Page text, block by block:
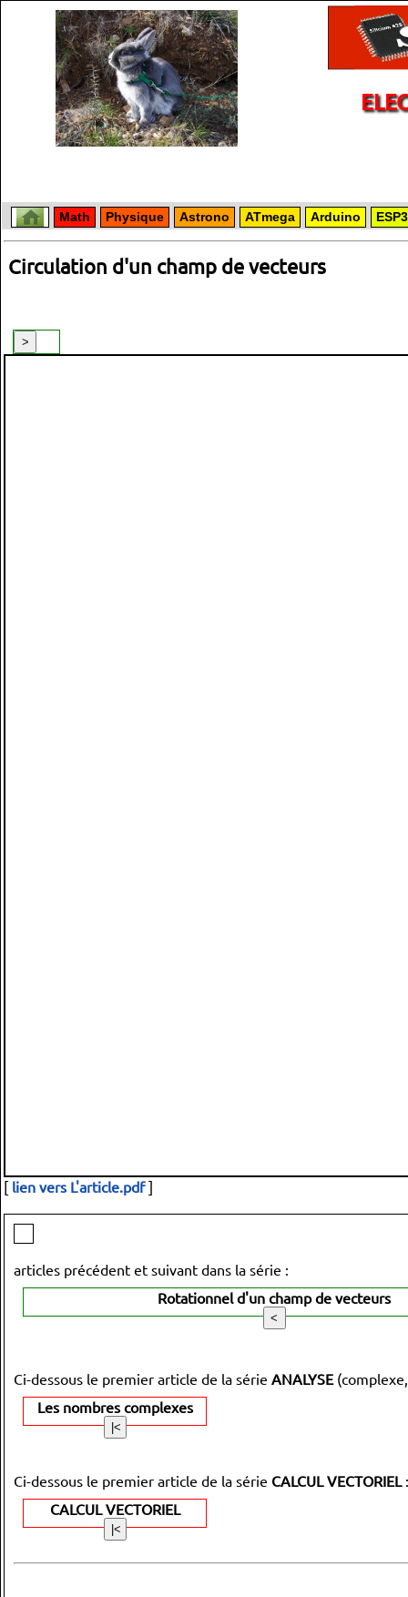
Math Physique Astrono ATmega Arduino
Circulation d'un champ de vecteurs
[ lien vers L'article.pdf]
articles précédent et suivant dans la série :
Rotationnel d'un champ de vecteurs
Ci-dessous le premier article de la série ANALYSE
Les nombres complexes
Ci-dessous le premier article de la série CALCUL VECTORIEL:
CALCUL VECTORIEL